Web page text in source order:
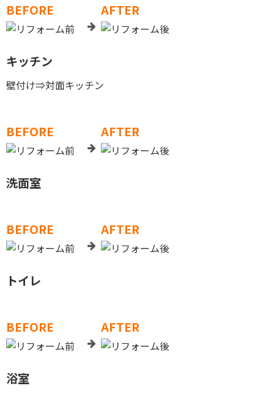
BEFORE AFTER
キッチン
壁付け⇒対面キッチン
BEFORE AFTER
洗面室
BEFORE AFTER
トイレ
BEFORE AFTER
浴室